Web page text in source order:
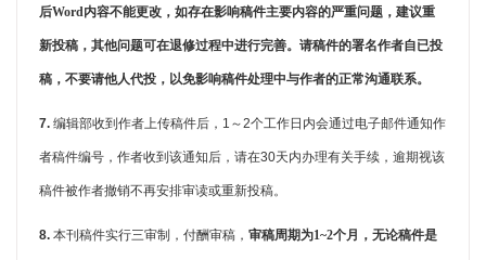
后Word内容不能更改，如存在影响稿件主要内容的严重问题，建议重
新投稿，其他问题可在退修过程中进行完善。请稿件的署名作者自已投
稿，不要请他人代投，以免影响稿件处理中与作者的正常沟通联系。
7. 编辑部收到作者上传稿件后， 1 ～2个工作日内会通过电子邮件通知作
者稿件编号，作者收到该通知后，请在30天内办理有关手续，逾期视该
稿件被作者撤销不再安排审读或重新投稿。
8. 本刊稿件实行三审制，付酬审稿， 审稿周期为1~2个月，无论稿件是